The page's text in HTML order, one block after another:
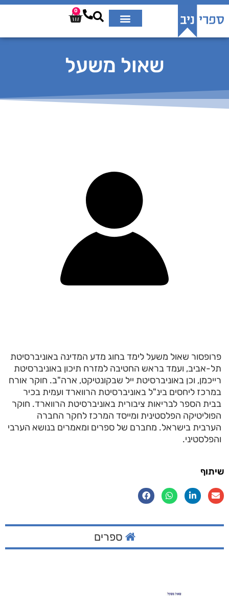
0
שאול משעל
פרופסור שאול משעל לימד בחוג מדע המדינה באוניברסיטת
תל-אביב, ועמד בראש החטיבה למזרח תיכון באוניברסיטת
רייכמן, וכן באוניברסיטת ייל שבקונטיקט, ארה"ב. חוקר אורח
במרכז ליחסים בינ"ל באוניברסיטת הרווארד ועמית בכיר
בבית הספר לבריאות ציבורית באוניברסיטת הרווארד. חוקר
הפוליטיקה הפלסטינית ומייסד המרכז לחקר החברה
הערבית בישראל. מחברם של ספרים ומאמרים בנושא הערבי
והפלסטיני.
שיתוף
ספרים